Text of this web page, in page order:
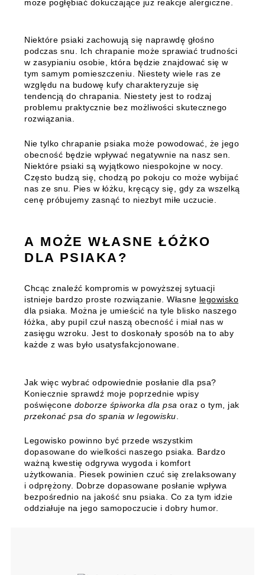
może pogłębiać dokuczające już reakcje alergiczne.
Niektóre psiaki zachowują się naprawdę głośno
podczas snu. Ich chrapanie może sprawiać trudności
w zasypianiu osobie, która będzie znajdować się w
tym samym pomieszczeniu. Niestety wiele ras ze
względu na budowę kufy charakteryzuje się
tendencją do chrapania. Niestety jest to rodzaj
problemu praktycznie bez możliwości skutecznego
rozwiązania.
Nie tylko chrapanie psiaka może powodować, że jego
obecność będzie wpływać negatywnie na nasz sen.
Niektóre psiaki są wyjątkowo niespokojne w nocy.
Często budzą się, chodzą po pokoju co może wybijać
nas ze snu. Pies w łóżku, kręcący się, gdy za wszelką
cenę próbujemy zasnąć to niezbyt miłe uczucie.
A MOŻE WŁASNE ŁÓŻKO
DLA PSIAKA?
Chcąc znaleźć kompromis w powyższej sytuacji
istnieje bardzo proste rozwiązanie. Własne legowisko
dla psiaka. Można je umieścić na tyle blisko naszego
łóżka, aby pupil czuł naszą obecność i miał nas w
zasięgu wzroku. Jest to doskonały sposób na to aby
każde z was było usatysfakcjonowane.
Jak więc wybrać odpowiednie posłanie dla psa?
Koniecznie sprawdź moje poprzednie wpisy
poświęcone doborze śpiworka dla psa oraz o tym, jak
przekonać psa do spania w legowisku
Legowisko powinno być przede wszystkim
dopasowane do wielkości naszego psiaka. Bardzo
ważną kwestię odgrywa wygoda i komfort
użytkowania. Piesek powinien czuć się zrelaksowany
i odprężony. Dobrze dopasowane posłanie wpływa
bezpośrednio na jakość snu psiaka. Co za tym idzie
oddziałuje na jego samopoczucie i dobry humor.